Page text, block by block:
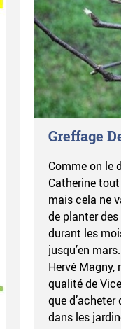
Greffage
Comme on le
Catherine
mais cela ne
de planter
durant les
jusqu’en
Hervé Magny,
qualité de
que
dans les